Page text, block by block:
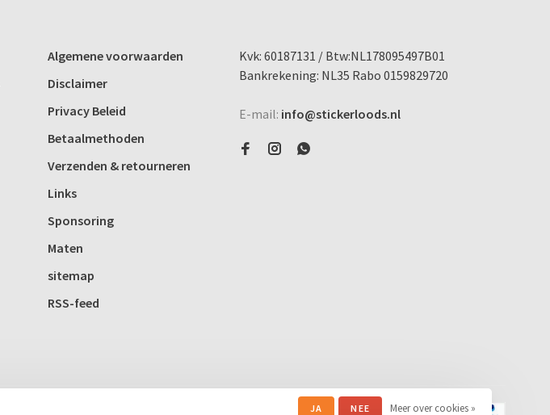
Algemene voorwaarden
Disclaimer
Privacy Beleid
Betaalmethoden
Verzenden & retourneren
Links
Sponsoring
Maten
sitemap
RSS-feed
Kvk: 60187131 / Btw:NL178095497B01
Bankrekening: NL35 Rabo 0159829720
E-mail: info@stickerloods.nl
JA NEE Meer over cookies »